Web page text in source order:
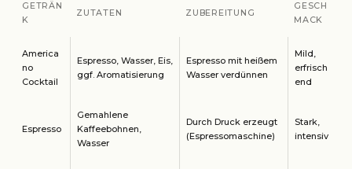
GETRÄN
K
ZUTATEN ZUBEREITUNG
GESCH
MACK
America
no
Cocktail
Espresso, Wasser, Eis,
ggf. Aromatisierung
Espresso mit heißem
Wasser verdünnen
Mild,
erfrisch
end
Espresso
Gemahlene
Kaffeebohnen,
Wasser
Durch Druck erzeugt
(Espressomaschine)
Stark,
intensiv